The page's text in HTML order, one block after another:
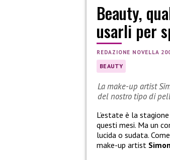
Beauty,
usarli per
REDAZIONE NOVELLA
BEAUTY
La make-up artist
del nostro tipo di
L’estate è la
questi mesi. Ma un
lucida o sudata.
make-up artist